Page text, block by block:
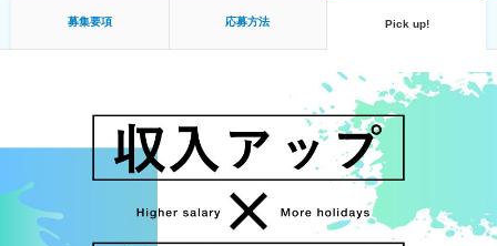
募集要項 応募方法 Pick up!